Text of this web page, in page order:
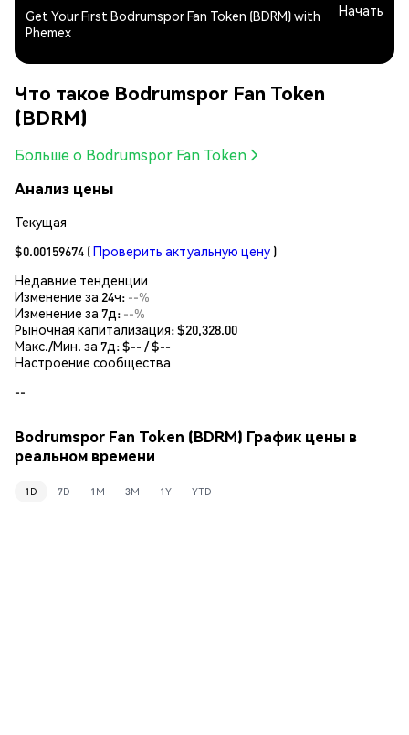
Get Your First Bodrumspor Fan Token (BDRM) with
Phemex
Начать
Что такое Bodrumspor Fan Token
(BDRM)
Больше о Bodrumspor Fan Token
Анализ цены
Текущая
$0.00159674 (Проверить актуальную цену )
Недавние тенденции
Изменение за 24ч: --%
Изменение за 7д: --%
Рыночная капитализация:$20,328.00
Макс./Мин. за 7д: $-- / $--
Настроение сообщества
--
Bodrumspor Fan Token (BDRM) График цены в
реальном времени
1D 7D 1M 3M 1Y YTD